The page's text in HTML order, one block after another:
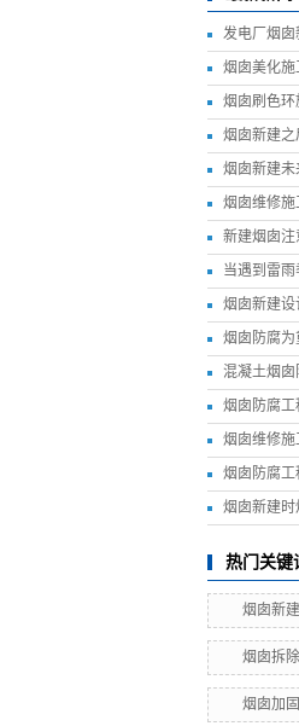
发电厂烟囱
烟囱美化施
烟囱刷色环
烟囱新建之
烟囱新建未
烟囱维修施
新建烟囱注
当遇到雷
烟囱新建设
烟囱防腐为
混凝土烟
烟囱防腐工
烟囱维修施
烟囱防腐工
烟囱新建时
热门关键
烟囱新建
烟囱拆除
烟囱加固